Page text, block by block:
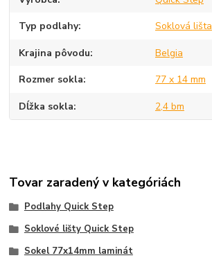
Typ podlahy Soklová lišta
Krajina pôvodu Belgia
Rozmer sokla 77 x 14 mm
Dĺžka sokla 2,4 bm
Tovar zaradený v kategóriách
Podlahy Quick Step
Soklové lišty Quick Step
Sokel 77x14mm laminát